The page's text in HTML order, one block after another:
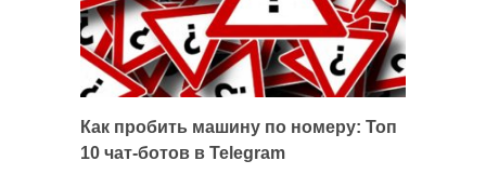
Как пробить машину по номеру: Топ
10 чат-ботов в Telegram